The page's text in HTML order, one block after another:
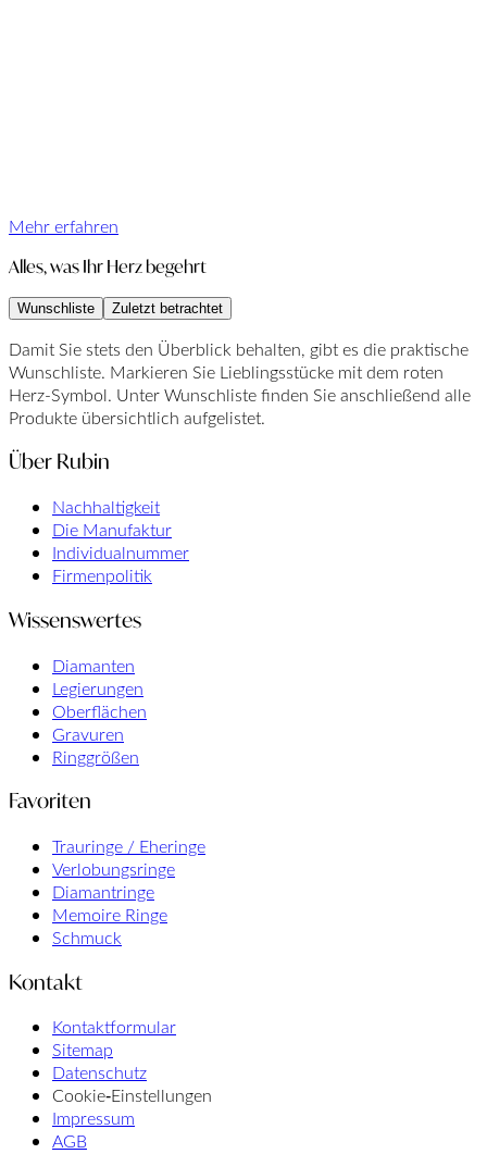
Mehr erfahren
Alles, was Ihr Herz begehrt
Wunschliste Zuletzt betrachtet
Damit Sie stets den Überblick behalten, gibt es die praktische
Wunschliste. Markieren Sie Lieblingsstücke mit dem roten
Herz-Symbol. Unter Wunschliste finden Sie anschließend alle
Produkte übersichtlich aufgelistet.
Über Rubin
Nachhaltigkeit
Die Manufaktur
Individualnummer
Firmenpolitik
Wissenswertes
Diamanten
Legierungen
Oberflächen
Gravuren
Ringgrößen
Favoriten
Trauringe / Eheringe
Verlobungsringe
Diamantringe
Memoire Ringe
Schmuck
Kontakt
Kontaktformular
Sitemap
Datenschutz
Cookie‑Einstellungen
Impressum
AGB